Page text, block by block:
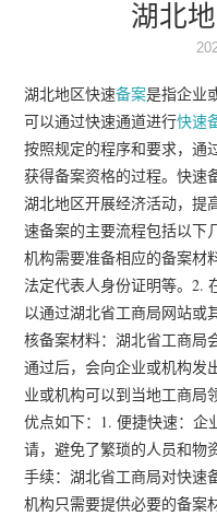
阿里云已备案域名
湖北
湖北地区快速备案是指企业
可以通过快速通道进行快速
按照规定的程序和要求，通
获得备案资格的过程。快速
湖北地区开展经济活动，提
速备案的主要流程包括以下
机构需要准备相应的备案材
法定代表人身份证明等。2.
以通过湖北省工商局网站或
核备案材料：湖北省工商局
通过后，会向企业或机构发
业或机构可以到当地工商局
优点如下：1. 便捷快速：企
请，避免了繁琐的人员和物
手续：湖北省工商局对快速
机构只需要提供必要的备案